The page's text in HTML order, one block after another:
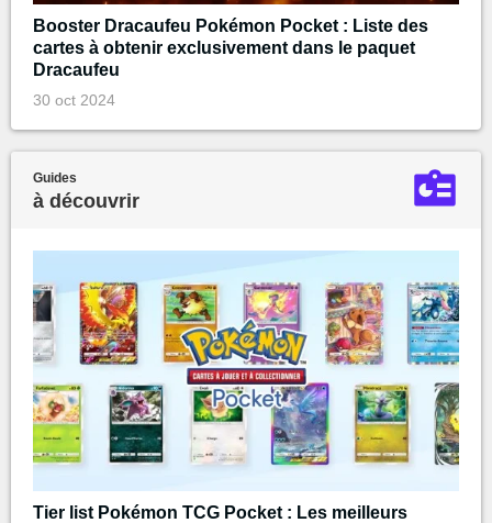
Booster Dracaufeu Pokémon Pocket : Liste des
cartes à obtenir exclusivement dans le paquet
Dracaufeu
30 oct 2024
Guides
à découvrir
Tier list Pokémon TCG Pocket : Les meilleurs